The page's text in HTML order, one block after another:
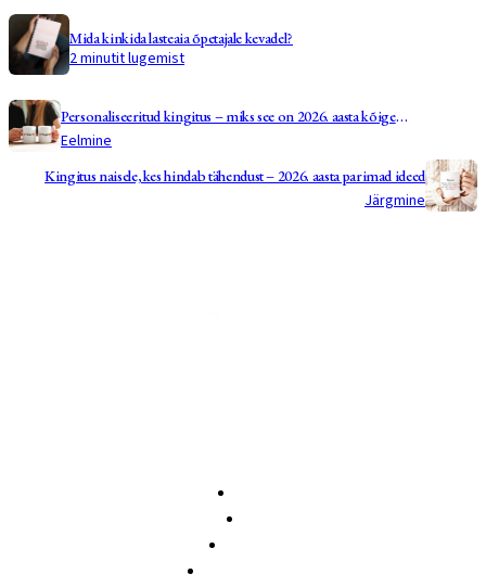
Mida kinkida lasteaia õpetajale kevadel?
2 minutit lugemist
Personaliseeritud kingitus – miks see on 2026. aasta kõige
tähendusrikkam trend?
Eelmine
Kingitus naisele, kes hindab tähendust – 2026. aasta parimad ideed
Järgmine